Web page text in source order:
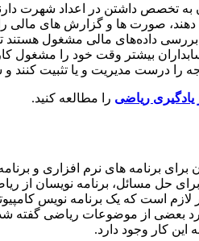
تخصص داشتن در اعداد شهرت
دهند، صورت ها و گزارش های مالی
داده‌های مالی مشغول هستند
بیشتر وقت خود را مشغول
را درست مدیریت و یا تثبیت کنند
یادگیری ریاضی را مطالعه کنید.
برای برنامه های نرم افزاری و
حل مسائل، برنامه نویسان از
است که یک برنامه نویس
بعضی از موضوعات ریاضی گفته
این کار وجود دارد.